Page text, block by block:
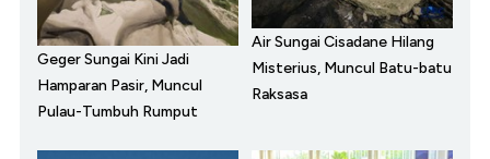
Geger Sungai Kini Jadi
Hamparan Pasir, Muncul
Pulau-Tumbuh Rumput
Air Sungai Cisadane Hilang
Misterius, Muncul Batu-batu
Raksasa